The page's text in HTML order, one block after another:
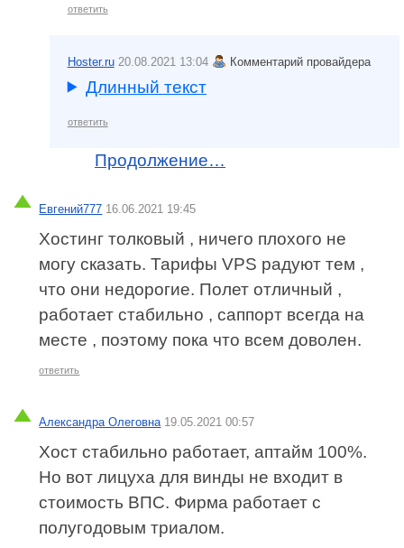
ответить
Hoster.ru 20.08.2021 13:04 Комментарий провайдера
Длинный текст
ответить
Продолжение…
Евгений777 16.06.2021 19:45
Хостинг толковый , ничего плохого не
могу сказать. Тарифы VPS радуют тем ,
что они недорогие. Полет отличный ,
работает стабильно , саппорт всегда на
месте , поэтому пока что всем доволен.
ответить
Александра Олеговна 19.05.2021 00:57
Хост стабильно работает, аптайм 100%.
Но вот лицуха для винды не входит в
стоимость ВПС. Фирма работает с
полугодовым триалом.